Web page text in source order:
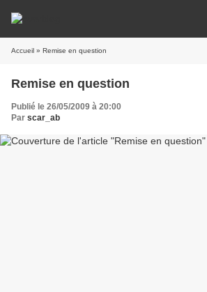
Accueil » Remise en question
Remise en question
Publié le 26/05/2009 à 20:00
Par scar_ab